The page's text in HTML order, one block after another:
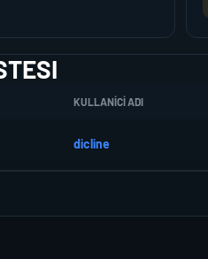
KULLANICI ADI
dicline